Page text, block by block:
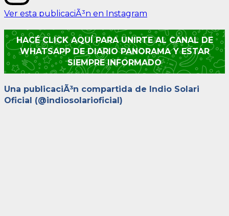
Ver esta publicaciÃ³n en Instagram
HACÉ CLICK AQUÍ PARA UNIRTE AL CANAL DE
WHATSAPP DE DIARIO PANORAMA Y ESTAR
SIEMPRE INFORMADO
Una publicaciÃ³n compartida de Indio Solari
Oficial (@indiosolarioficial)